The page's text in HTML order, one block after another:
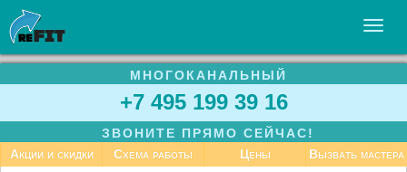
УСЛУГИ
БИЗНЕСУ
СТАТЬИ
МНОГОКАНАЛЬНЫЙ
+7 495 199 39 16
ЗВОНИТЕ ПРЯМО СЕЙЧАС!
Акции и скидки
Схема работы Цены Вызвать мастера